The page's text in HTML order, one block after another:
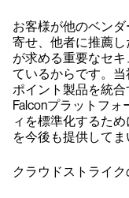
お客様が他のベン
寄せ、他者に推薦
が求める重要なセ
ているからです。
ポイント製品を統
Falconプラットフ
ィを標準化するた
を今後も提供してま
クラウドストライク